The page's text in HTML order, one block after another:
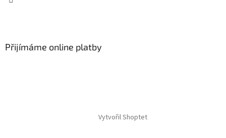
Přijímáme online platby
Vytvořil Shoptet